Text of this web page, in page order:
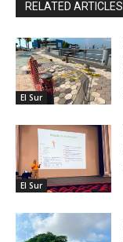
RELATED ARTICLES
El Sur
El Sur